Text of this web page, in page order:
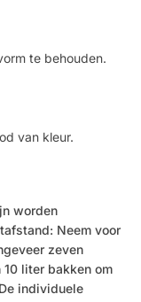
te behouden.
van kleur.
worden
Neem voor
zeven
liter bakken om
individuele